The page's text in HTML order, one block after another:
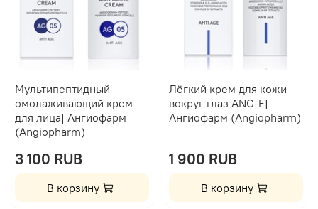
Мультипептидный
омолаживающий крем
для лица| Ангиофарм
(Angiopharm)
3 100 RUB
В корзину
Лёгкий крем для кожи
вокруг глаз ANG-E|
Ангиофарм (Angiopharm)
1 900 RUB
В корзину